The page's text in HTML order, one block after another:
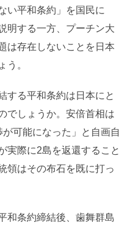
い平和条約」を国民に
明する一方、プーチン大
は存在しないことを日本
う。
する平和条約は日本にと
でしょうか。安倍首相は
が可能になった」と自画自
実際に2島を返還すること
領はその布石を既に打っ
和条約締結後、歯舞群島